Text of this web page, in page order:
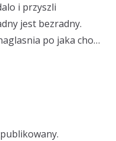
i przyszli
jest bezradny.
po jaka cho…